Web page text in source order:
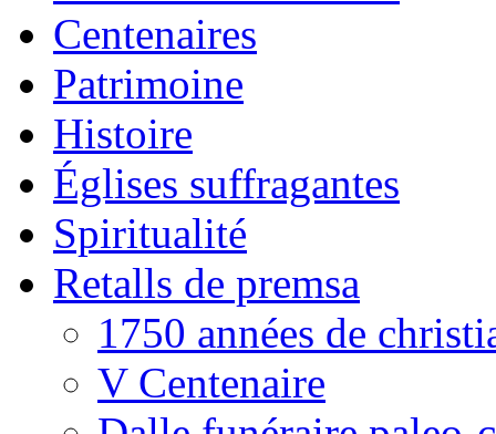
Centenaires
Patrimoine
Histoire
Églises suffragantes
Spiritualité
Retalls de premsa
1750 années de
V Centenaire